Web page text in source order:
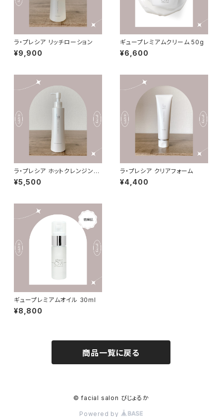
ラ・プレシア リッチローション
¥9,900
ギュープレミアムクリーム 50g
¥6,600
ラ・プレシア ホットクレンジング
オイル
¥5,500
ラ・プレシア クリアフォーム
¥4,400
ギュープレミアムオイル 30ml
¥8,800
商品一覧に戻る
© facial salon びじょるか
Powered by